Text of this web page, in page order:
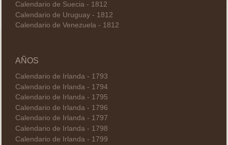
Calendario de Suecia - 1812
Calendario de Uruguay - 1812
Calendario de Venezuela - 1812
AÑOS
Calendario de Irlanda - 1793
Calendario de Irlanda - 1794
Calendario de Irlanda - 1795
Calendario de Irlanda - 1796
Calendario de Irlanda - 1797
Calendario de Irlanda - 1798
Calendario de Irlanda - 1799